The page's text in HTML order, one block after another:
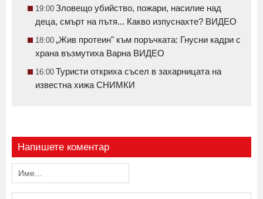
19:00 Зловещо убийство, пожари, насилие над
деца, смърт на пътя... Какво изпуснахте? ВИДЕО
18:00 „Жив протеин" към поръчката: Гнусни кадри с
храна възмутиха Варна ВИДЕО
16:00 Туристи откриха съсел в захарницата на
известна хижа СНИМКИ
Напишете коментар